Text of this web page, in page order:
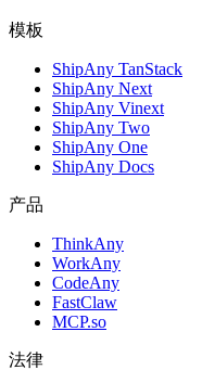
模板
ShipAny TanStack
ShipAny Next
ShipAny Vinext
ShipAny Two
ShipAny One
ShipAny Docs
产品
ThinkAny
WorkAny
CodeAny
FastClaw
MCP.so
法律